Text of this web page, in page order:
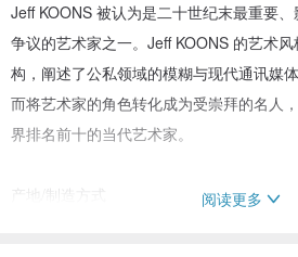
Jeff KOONS 被认为是二十世纪末最重要
争议的艺术家之一。Jeff KOONS 的艺术
构，阐述了公私领域的模糊与现代通讯媒
而将艺术家的角色转化成为受崇拜的名人
界排名前十的当代艺术家。
产地/制造方式
阅读更多